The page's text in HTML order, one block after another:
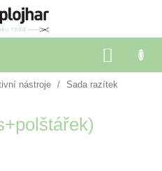
KOŠÍK
nástroje /
Sada razítek